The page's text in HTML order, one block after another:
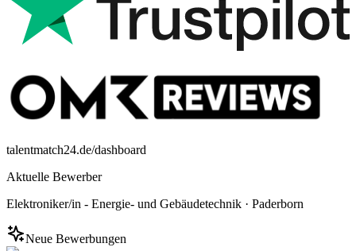
talentmatch24.de/dashboard
Aktuelle Bewerber
Elektroniker/in - Energie- und Gebäudetechnik · Paderborn
Neue Bewerbungen